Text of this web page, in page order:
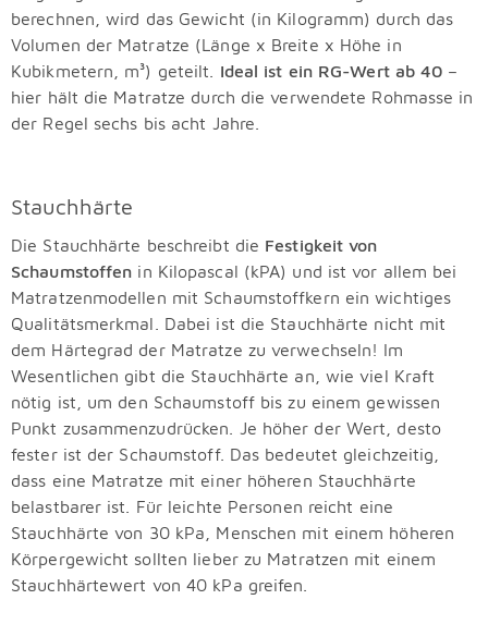
berechnen, wird das Gewicht (in Kilogramm) durch das
Volumen der Matratze (Länge x Breite x Höhe in
Kubikmetern, m³) geteilt. Ideal ist ein RG-Wert ab 40 –
hier hält die Matratze durch die verwendete Rohmasse in
der Regel sechs bis acht Jahre.
Stauchhärte
Die Stauchhärte beschreibt die Festigkeit von
Schaumstoffen in Kilopascal (kPA) und ist vor allem bei
Matratzenmodellen mit Schaumstoffkern ein wichtiges
Qualitätsmerkmal. Dabei ist die Stauchhärte nicht mit
dem Härtegrad der Matratze zu verwechseln! Im
Wesentlichen gibt die Stauchhärte an, wie viel Kraft
nötig ist, um den Schaumstoff bis zu einem gewissen
Punkt zusammenzudrücken. Je höher der Wert, desto
fester ist der Schaumstoff. Das bedeutet gleichzeitig,
dass eine Matratze mit einer höheren Stauchhärte
belastbarer ist. Für leichte Personen reicht eine
Stauchhärte von 30 kPa, Menschen mit einem höheren
Körpergewicht sollten lieber zu Matratzen mit einem
Stauchhärtewert von 40 kPa greifen.